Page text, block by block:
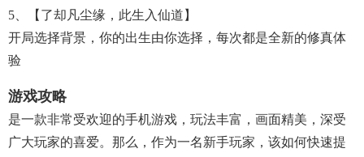
5、【了却凡尘缘，此生入仙道】
开局选择背景，你的出生由你选择，每次都是全新的修真体
验
游戏攻略
是一款非常受欢迎的手机游戏，玩法丰富，画面精美，深受
广大玩家的喜爱。那么，作为一名新手玩家，该如何快速提